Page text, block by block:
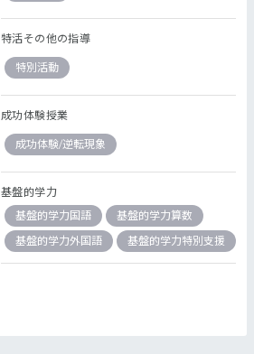
特活その他の指導
特別活動
成功体験授業
成功体験/逆転現象
基盤的学力
基盤的学力国語
基盤的学力算数
基盤的学力外国語
基盤的学力特別支援